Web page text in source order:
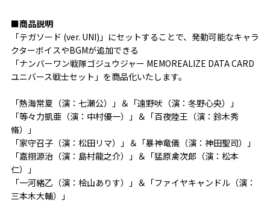
■商品説明
「テガソード (ver. UNI)」にセットすることで、発動可能なキャラ
クターボイスやBGMが追加できる
「ナンバーワン戦隊ゴジュウジャー MEMOREALIZE DATA CARD
ユニバース戦士セット」を商品化いたします。
「熱海常夏（演：七瀬公）」＆「遠野吠（演：冬野心央）」
「等々力凱亜（演：中村優一）」＆「百夜陸王（演：鈴木秀
脩）」
「家守召子（演：松田リマ）」＆「暴神竜儀（演：神田聖司）」
「嘉挧源治（演：島村龍之介）」＆「猛原禽次郎（演：松本
仁）」
「一河緒乙（演：桧山ありす）」＆「ファイヤキャンドル（演：
三本木大輔）」